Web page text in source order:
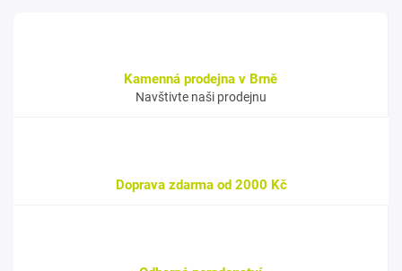
Kamenná prodejna v Brně
Navštivte naši prodejnu
Doprava zdarma od 2000 Kč